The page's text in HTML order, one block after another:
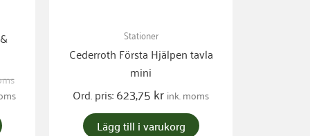
Stationer
Cederroth Första Hjälpen tavla
mini
Ord. pris:623,75kr ink. moms
Lägg till i varukorg